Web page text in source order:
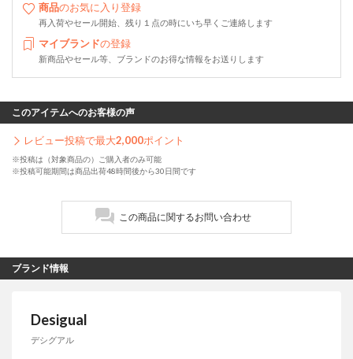
商品のお気に入り登録
再入荷やセール開始、残り１点の時にいち早くご連絡します
マイブランドの登録
新商品やセール等、ブランドのお得な情報をお送りします
このアイテムへのお客様の声
レビュー投稿で最大2,000ポイント
※投稿は（対象商品の）ご購入者のみ可能
※投稿可能期間は商品出荷48時間後から30日間です
この商品に関するお問い合わせ
ブランド情報
Desigual
デシグアル